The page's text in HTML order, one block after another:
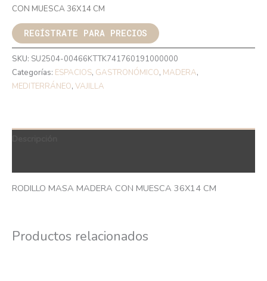
CON MUESCA 36X14 CM
REGÍSTRATE PARA PRECIOS
SKU: SU2504-00466KTTK741760191000000
Categorías: ESPACIOS, GASTRONÓMICO, MADERA,
MEDITERRÁNEO, VAJILLA
RODILLO MASA MADERA CON MUESCA 36X14 CM
Productos relacionados